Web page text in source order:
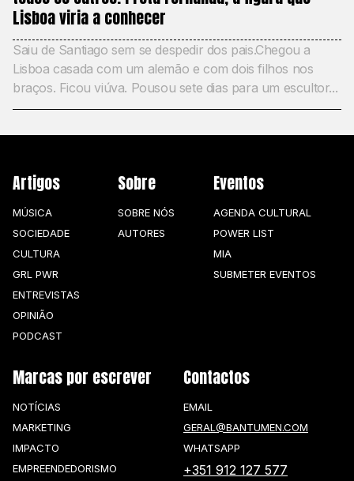
Lisboa viria a conhecer
Saiu de Santiago sem se despedir dos pais.Chegou a
Lisboa casada com um alemão e com dois filhos nos
braços. Ficou viúva. Pousou sete dias para um escultor...
Artigos
MÚSICA
SOCIEDADE
CULTURA
GRL PWR
ENTREVISTAS
OPINIÃO
PODCAST
Sobre
SOBRE NÓS
AUTORES
Eventos
AGENDA CULTURAL
POWER LIST
MIA
SUBMETER EVENTOS
Marcas por escrever
NOTÍCIAS
MARKETING
IMPACTO
EMPREENDEDORISMO
Contactos
EMAIL
GERAL@BANTUMEN.COM
WHATSAPP
+351 912 127 577